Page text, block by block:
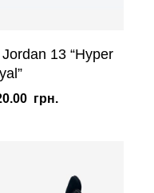
13 “Hyper
грн.